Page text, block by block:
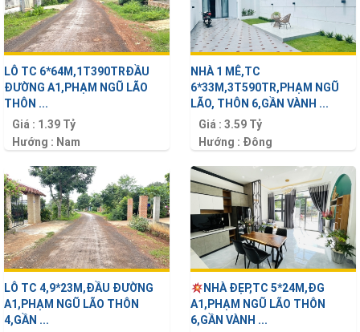
NHÀ 1 MÊ,TC
6*33M,3T590TR,PHẠM NGŨ
LÃO, THÔN 6,GẦN VÀNH ...
Giá :3.59 Tỷ
Hướng : Đông
LÔ TC 6*64M,1T390TRĐẦU
ĐƯỜNG A1,PHẠM NGŨ LÃO
THÔN ...
Giá : 1.39 Tỷ
Hướng : Nam
NHÀ ĐẸP,TC 5*24M,ĐG
A1,PHẠM NGŨ LÃO THÔN
6,GẦN VÀNH ...
LÔ TC 4,9*23M,ĐẦU ĐƯỜNG
A1,PHẠM NGŨ LÃO THÔN
4,GẦN ...